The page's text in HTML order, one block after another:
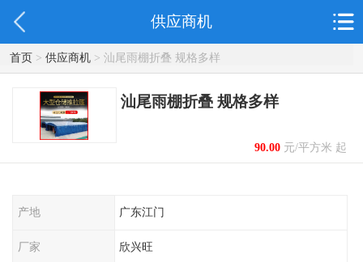
供应商机
首页> 供应商机> 汕尾雨棚折叠 规格多样
汕尾雨棚折叠 规格多样
90.00元/平方米 起
产地 广东江门
厂家 欣兴旺